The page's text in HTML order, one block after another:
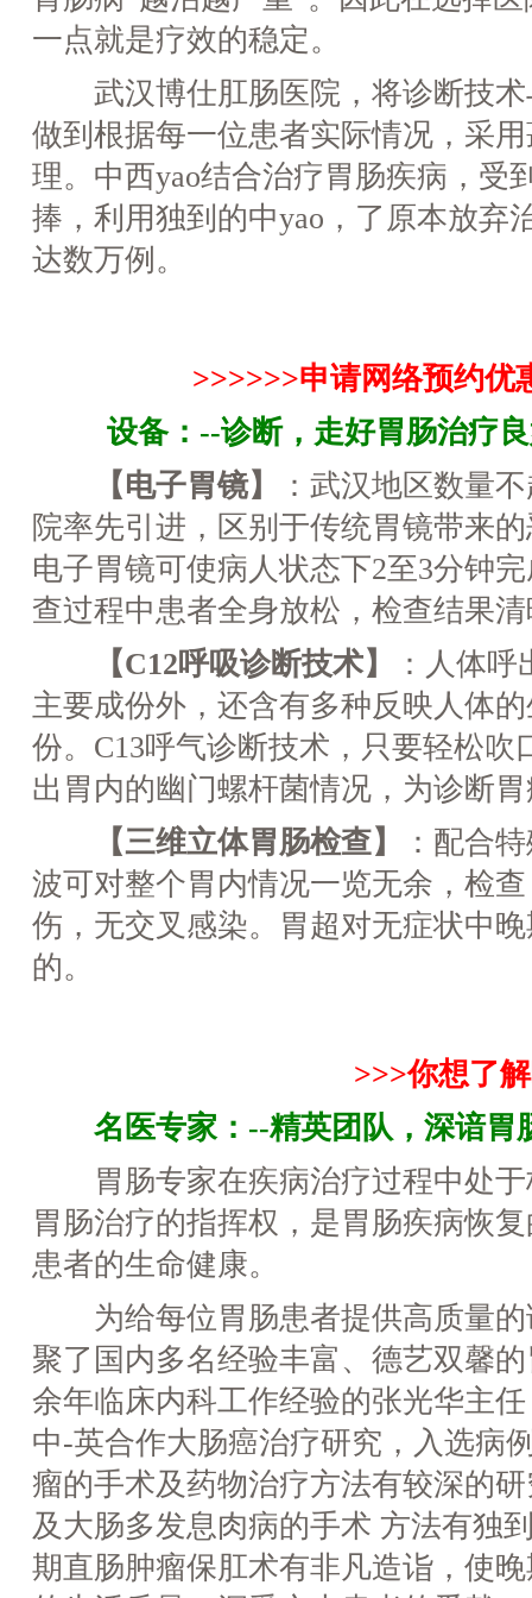
一点就是疗效的稳定。
武汉博仕肛肠医院，将诊断技术
做到根据每一位患者实际情况，采
理。中西yao结合治疗胃肠疾病，受
捧，利用独到的中yao，了原本放弃
达数万例。
>>>>>>申请网络预约优
设备：--诊断，走好胃肠治疗良
【电子胃镜】
：武汉地区数量
院率先引进，区别于传统胃镜带来
电子胃镜可使病人状态下2至3分钟
查过程中患者全身放松，检查结果
【C12呼吸诊断技术】
：人体
主要成份外，还含有多种反映人体
份。C13呼气诊断技术，只要轻松吹
出胃内的幽门螺杆菌情况，为诊断
【三维立体胃肠检查】
：配合
波可对整个胃内情况一览无余，检
伤，无交叉感染。胃超对无症状中
的。
>>>你想了
名医专家：--精英团队，深谙胃
胃肠专家在疾病治疗过程中处于
胃肠治疗的指挥权，是胃肠疾病恢
患者的生命健康。
为给每位胃肠患者提供高质量的
聚了国内多名经验丰富、德艺双馨
余年临床内科工作经验的张光华主
中-英合作大肠癌治疗研究，入选病
瘤的手术及药物治疗方法有较深的
及大肠多发息肉病的手术 方法有独
期直肠肿瘤保肛术有非凡造诣，使